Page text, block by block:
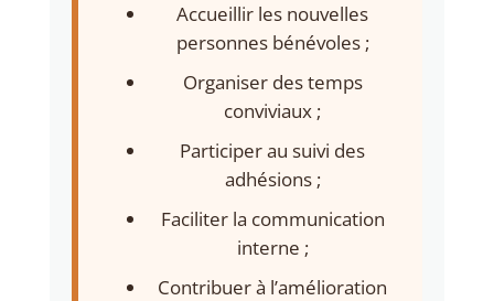
Accueillir les nouvelles
personnes bénévoles ;
Organiser des temps
conviviaux ;
Participer au suivi des
adhésions ;
Faciliter la communication
interne ;
Contribuer à l’amélioration